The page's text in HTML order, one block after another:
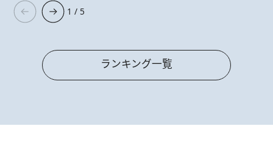
1 / 5
ランキング一覧